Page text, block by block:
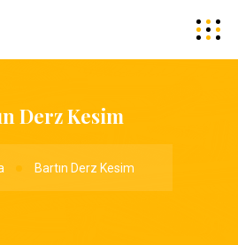
Derz Kesim
Bartın Derz Kesim